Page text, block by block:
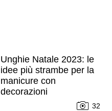
Unghie Natale 2023: le
idee più strambe per la
manicure con
decorazioni
32